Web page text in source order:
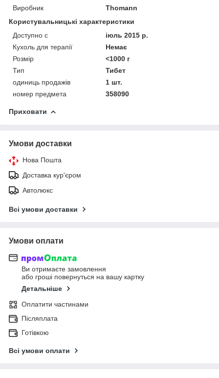
Виробник
Thomann
Користувальницькі характеристики
Доступно с
іюль 2015 р.
Кухоль для терапії
Немає
Розмір
<1000 г
Тип
Тибет
одиниць продажів
1 шт.
номер предмета
358090
Приховати
Умови доставки
Нова Пошта
Доставка кур'єром
Автолюкс
Всі умови доставки
Умови оплати
Ви отримаєте замовлення
або гроші повернуться на вашу картку
Детальніше
Оплатити частинами
Післяплата
Готівкою
Всі умови оплати